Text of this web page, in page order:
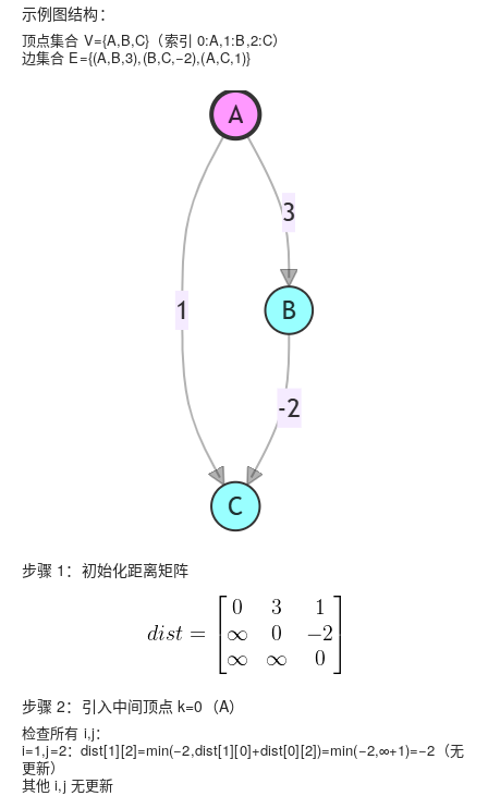
示例图结构：
顶点集合 V={A,B,C}（索引 0:A,1:B,2:C）
边集合 E={(A,B,3),(B,C,−2),(A,C,1)}
步骤 1：初始化距离矩阵
步骤 2：引入中间顶点 k=0（A）
检查所有 i,j：
i=1,j=2：dist[1][2]=min(−2,dist[1][0]+dist[0][2])=min(−2,∞+1)=−2（无
更新）
其他 i,j 无更新